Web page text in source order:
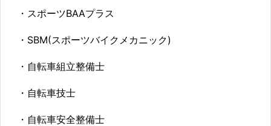
・スポーツBAAプラス
・SBM(スポーツバイクメカニック)
・自転車組立整備士
・自転車技士
・自転車安全整備士